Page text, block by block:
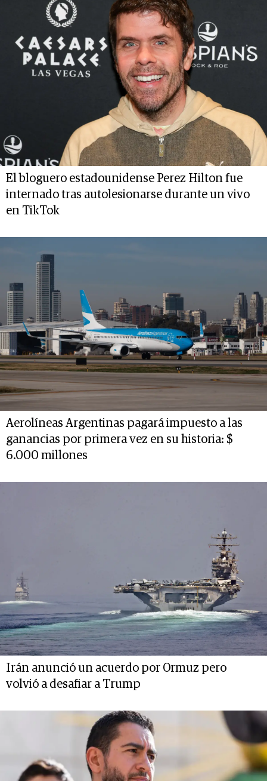
El bloguero estadounidense Perez Hilton fue
internado tras autolesionarse durante un vivo
en TikTok
Aerolíneas Argentinas pagará impuesto a las
ganancias por primera vez en su historia: $
6.000 millones
Irán anunció un acuerdo por Ormuz pero
volvió a desafiar a Trump